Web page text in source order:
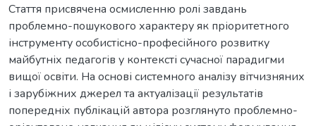
Стаття присвячена осмисленню ролі завдань
проблемно-пошукового характеру як пріоритетного
інструменту особистісно-професійного розвитку
майбутніх педагогів у контексті сучасної парадигми
вищої освіти. На основі системного аналізу вітчизняних
і зарубіжних джерел та актуалізації результатів
попередніх публікацій автора розглянуто проблемно-